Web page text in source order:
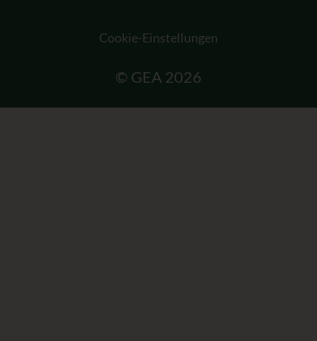
© GEA 2026
Cookie-Einstellungen